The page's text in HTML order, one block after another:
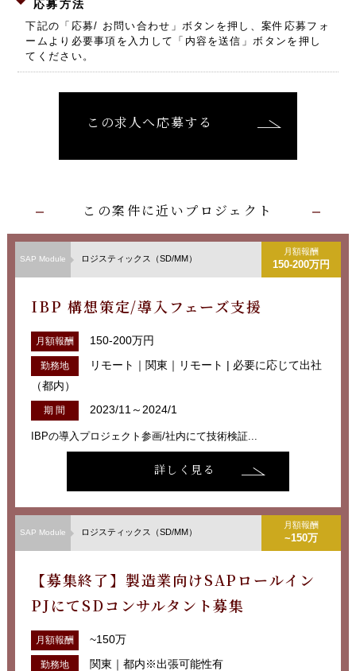
応募方法
下記の「応募/ お問い合わせ」ボタンを押し、 案件応募フォ
ームより必要事項を入力して「内容を送信」ボタンを押し
てください。
この求人へ応募する
この案件に近いプロジェクト
SAP Module ロジスティックス（SD/MM）
月額報酬
150-200万円
IBP 構想策定/導入フェーズ支援
月額報酬 150-200万円
勤務地
リモート｜関東｜リモート | 必要に応じて出社
（都内）
期 間 2023/11～2024/1
IBPの導入プロジェクト参画/社内にて技術検証...
詳しく見る
SAP Module ロジスティックス（SD/MM）
月額報酬
~150万
【募集終了】製造業向けSAPロールイン
PJにてSDコンサルタント募集
月額報酬 ~150万
勤務地 関東｜都内※出張可能性有